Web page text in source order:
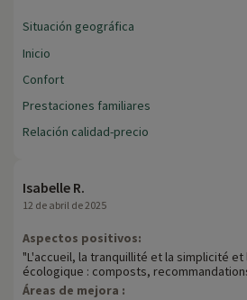
Situación geográfica
Inicio
Confort
Prestaciones familiares
Relación calidad-precio
Isabelle R.
12 de abril de 2025
Aspectos positivos:
"L'accueil, la tranquillité et la simplicité
écologique : composts,
Áreas de mejora :